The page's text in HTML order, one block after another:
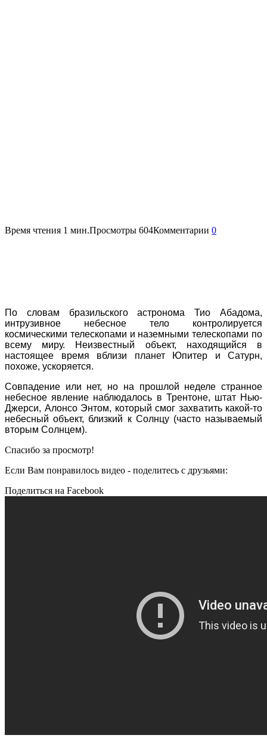
Время чтения 1 мин.Просмотры 604Комментарии 0
По словам бразильского астронома Тио Абадома,
интрузивное небесное тело контролируется
космическими телескопами и наземными телескопами по
всему миру. Неизвестный объект, находящийся в
настоящее время вблизи планет Юпитер и Сатурн,
похоже, ускоряется.
Совпадение или нет, но на прошлой неделе странное
небесное явление наблюдалось в Трентоне, штат Нью-
Джерси, Алонсо Энтом, который смог захватить какой-то
небесный объект, близкий к Солнцу (часто называемый
вторым Солнцем).
Спасибо за просмотр!
Если Вам понравилось видео - поделитесь с друзьями:
Поделиться на Facebook